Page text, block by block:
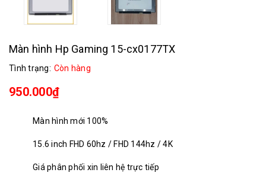
Màn hình Hp Gaming 15-cx0177TX
Tình trạng: Còn hàng
950.000₫
Màn hình mới 100%
15.6 inch FHD 60hz / FHD 144hz / 4K
Giá phân phối xin liên hệ trực tiếp